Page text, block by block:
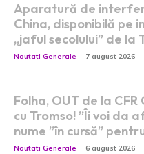
Aparatură de
China, disponibilă pe
„jaful secolului” de la
Noutati Generale 7 august 2026
Folha, OUT de la
cu Tromso! ”Îi voi da
nume ”în cursă”
Noutati Generale 6 august 2026